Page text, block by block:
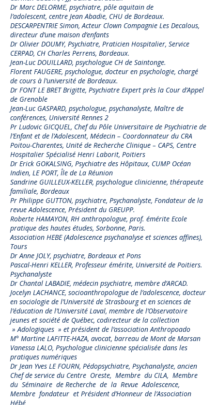
Dr Marc DELORME, psychiatre, pôle aquitain de
l’adolescent, centre Jean Abadie, CHU de Bordeaux.
DESCARPENTRIE Simon, Acteur Clown Compagnie Les Decalous,
directeur d’une maison d’enfants
Dr Olivier DOUMY, Psychiatre, Praticien Hospitalier, Service
CERPAD, CH Charles Perrens, Bordeaux.
Jean-Luc DOUILLARD, psychologue CH de Saintonge.
Florent FAUGERE, psychologue, docteur en psychologie, chargé
de cours à l’université de Bordeaux.
Dr FONT LE BRET Brigitte, Psychiatre Expert près la Cour d’Appel
de Grenoble
Jean-Luc GASPARD, psychologue, psychanalyste, Maître de
conférences, Université Rennes 2
Pr Ludovic GICQUEL, Chef du Pôle Universitaire de Psychiatrie de
l’Enfant et de l’Adolescent, Médecin – Coordonnateur du CRA
Poitou-Charentes, Unité de Recherche Clinique – CAPS, Centre
Hospitalier Spécialisé Henri Laborit, Poitiers
Dr Erick GOKALSING, Psychiatre des Hôpitaux, CUMP Océan
Indien, LE PORT, Île de La Réunion
Sandrine GUILLEUX-KELLER, psychologue clinicienne, thérapeute
familiale, Bordeaux
Pr Philippe GUTTON, psychiatre, Psychanalyste, Fondateur de la
revue Adolescence, Président du GREUPP.
Roberte HAMAYON, RH anthropologue, prof. émérite Ecole
pratique des hautes études, Sorbonne, Paris.
Association HEBE (Adolescence psychanalyse et sciences affines),
Tours
Dr Anne JOLY, psychiatre, Bordeaux et Pons
Pascal-Henri KELLER, Professeur émérite, Université de Poitiers.
Psychanalyste
Dr Chantal LABADIE, médecin psychiatre, membre d’ARCAD.
Jocelyn LACHANCE, socioanthropologue de l’adolescence, docteur
en sociologie de l’Université de Strasbourg et en sciences de
l’éducation de l’Université Laval, membre de l’Observatoire
jeunes et société de Québec, codirecteur de la collection
» Adologiques » et président de l’association Anthropoado
M° Martine LAFITTE-HAZA, avocat, barreau de Mont de Marsan
Vanessa LALO, Psychologue clinicienne spécialisée dans les
pratiques numériques
Dr Jean Yves LE FOURN, Pédopsychiatre, Psychanalyste, ancien
Chef de service du Centre Oreste, Membre du CILA, Membre
du Séminaire de Recherche de la Revue Adolescence,
Membre fondateur et Président d’Honneur de l’Association
Hébé